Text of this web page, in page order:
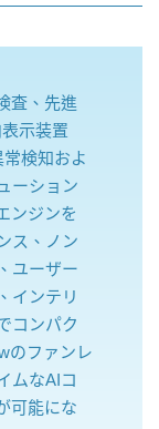
査、先進
示装置
検知およ
ーション
ンジンを
ス、ノン
ユーザー
インテリ
コンパク
のファンレ
ムなAIコ
可能にな